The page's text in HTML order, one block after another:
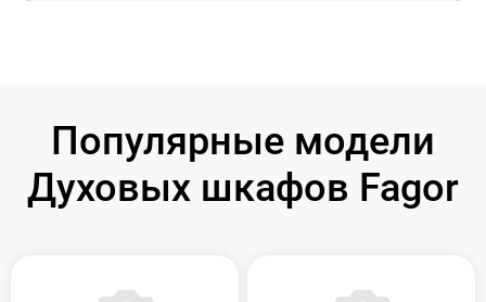
Популярные модели
Духовых шкафов Fagor